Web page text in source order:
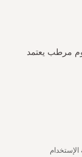
مرطب يعتمد
الإستخدام